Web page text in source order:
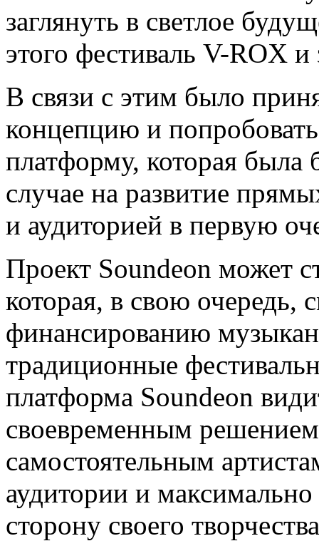
заглянуть в светлое
этого фестиваль V-ROX
В связи с этим было
концепцию и
платформу, которая была
случае на развитие
и аудиторией в первую
Проект Soundeon может
которая, в свою очередь,
финансированию
традиционные
платформа Soundeon
своевременным
самостоятельным
аудитории и
сторону своего